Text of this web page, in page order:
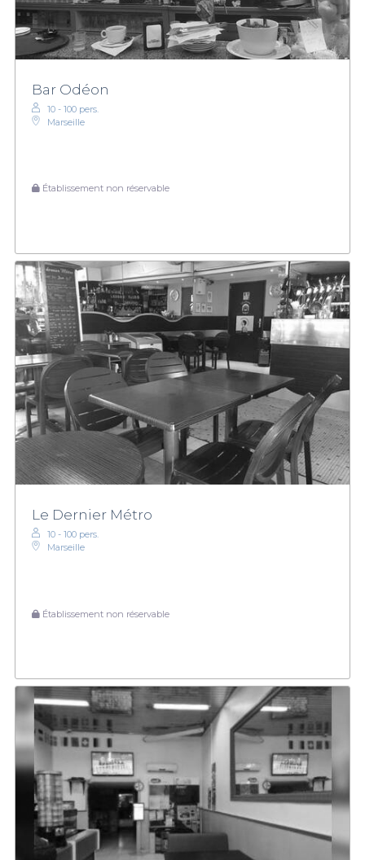
Bar Odéon
10 - 100 pers.
Marseille
Établissement non réservable
Le Dernier Métro
10 - 100 pers.
Marseille
Établissement non réservable